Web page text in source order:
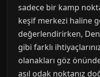
sadece bir kamp
keşif merkezi haline
değerlendirirken,
gibi farklı
olanakları göz
asıl odak noktanız